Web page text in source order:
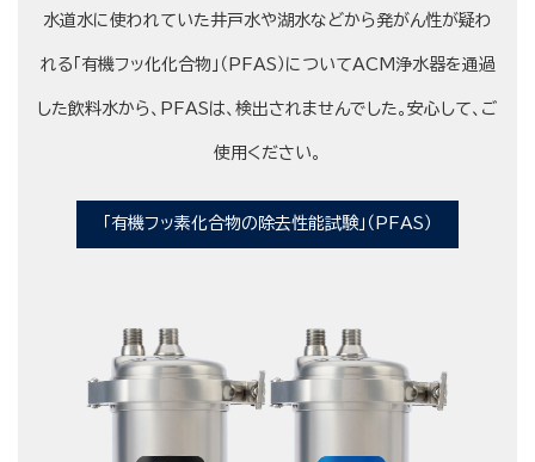
水道水に使われていた井戸水や湖水などから発がん性が疑わ
れる「有機フッ化化合物」（PFAS）についてACM浄水器を通過
した飲料水から、PFASは、検出されませんでした。安心して、ご
使用ください。
「有機フッ素化合物の除去性能試験」（PFAS）